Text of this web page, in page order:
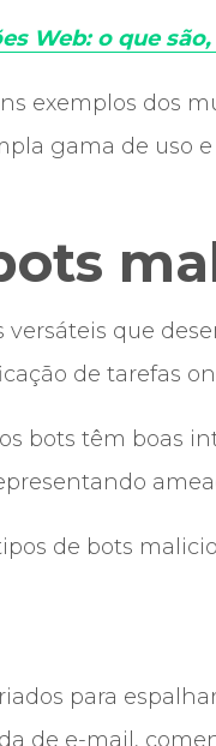
Web: o que
exemplos dos
gama de uso
versáteis que
de tarefas
bots têm boas
de bots
para
de e-mail,